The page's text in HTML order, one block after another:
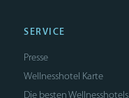
SERVICE
Presse
Wellnesshotel Karte
Die besten Wellnesshotels